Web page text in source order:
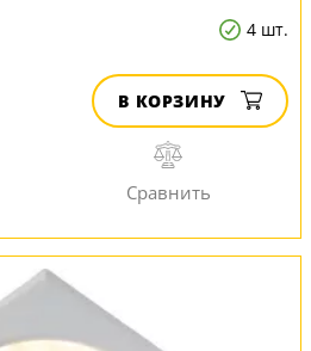
4 шт.
В КОРЗИНУ